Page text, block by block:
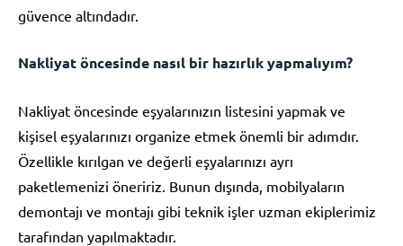
güvence altındadır.
Nakliyat öncesinde nasıl bir hazırlık yapmalıyım?
Nakliyat öncesinde eşyalarınızın listesini yapmak ve
kişisel eşyalarınızı organize etmek önemli bir adımdır.
Özellikle kırılgan ve değerli eşyalarınızı ayrı
paketlemenizi öneririz. Bunun dışında, mobilyaların
demontajı ve montajı gibi teknik işler uzman ekiplerimiz
tarafından yapılmaktadır.